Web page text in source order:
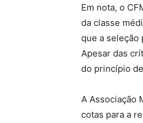
Em nota, o
da classe
que a seleção
Apesar das
do princípio
A Associação
cotas para a